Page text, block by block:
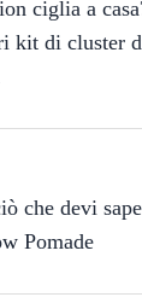
ciglia a
kit di cluster
che devi
Pomade